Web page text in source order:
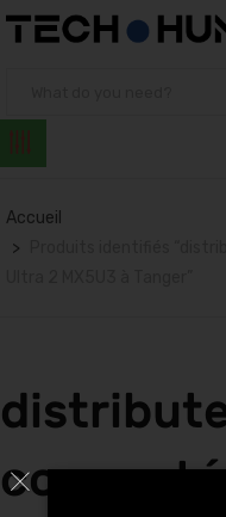
Accueil